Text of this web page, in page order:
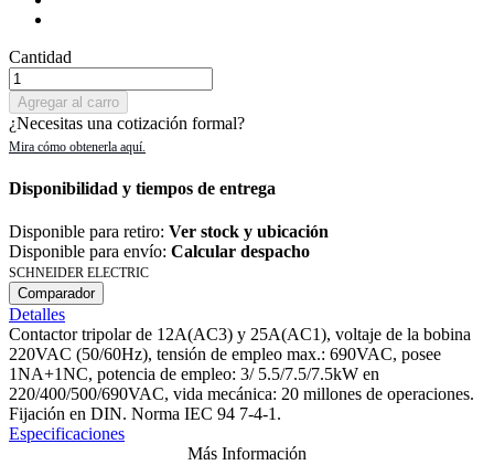
Cantidad
Agregar al carro
¿Necesitas una cotización formal?
Disponibilidad y tiempos de entrega
Disponible para retiro: Ver stock y ubicación
Disponible para envío: Calcular despacho
SCHNEIDER ELECTRIC
Comparador
Detalles
Contactor tripolar de 12A(AC3) y 25A(AC1), voltaje de la bobina
220VAC (50/60Hz), tensión de empleo max.: 690VAC, posee
1NA+1NC, potencia de empleo: 3/ 5.5/7.5/7.5kW en
220/400/500/690VAC, vida mecánica: 20 millones de operaciones.
Fijación en DIN. Norma IEC 94 7-4-1.
Especificaciones
Más Información